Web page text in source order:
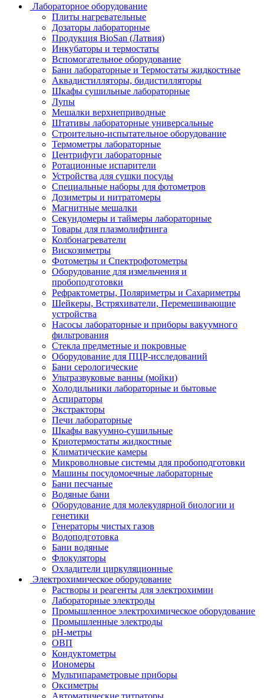
Лабораторное оборудование
Плиты нагревательные
Дозаторы лабораторные
Продукция BioSan (Латвия)
Инкубаторы и термостаты
Вспомогательное оборудование
Бани лабораторные и Термостаты жидкостные
Аквадистилляторы, бидистилляторы
Шкафы сушильные лабораторные
Лупы
Мешалки верхнеприводные
Штативы лабораторные универсальные
Строительно-испытательное оборудование
Термометры лабораторные
Центрифуги лабораторные
Ротационные испарители
Устройства для сушки посуды
Специальные наборы для фотометров
Дозиметры и нитратомеры
Магнитные мешалки
Секундомеры и таймеры лабораторные
Товары для плазмолифтинга
Колбонагреватели
Вискозиметры
Фотометры и Спектрофотометры
Оборудование для измельчения и
пробоподготовки
Рефрактометры, Поляриметры и Сахариметры
Шейкеры, Встряхиватели, Перемешивающие
устройства
Насосы лабораторные и приборы вакуумного
фильтрования
Стекла предметные и покровные
Оборудование для ПЦР-исследований
Бани серологические
Ультразвуковые ванны (мойки)
Холодильники лабораторные и бытовые
Аспираторы
Экстракторы
Печи лабораторные
Шкафы вакуумно-сушильные
Криотермостаты жидкостные
Климатические камеры
Микроволновые системы для пробоподготовки
Машины посудомоечные лабораторные
Бани песчаные
Водяные бани
Оборудование для молекулярной биологии и
генетики
Генераторы чистых газов
Водоподготовка
Бани водяные
Флокуляторы
Охладители циркуляционные
Электрохимическое оборудование
Растворы и реагенты для электрохимии
Лабораторные электроды
Промышленное электрохимическое оборудование
Промышленные электроды
pH-метры
ОВП
Кондуктометры
Иономеры
Мультипараметровые приборы
Оксиметры
Автоматические титраторы